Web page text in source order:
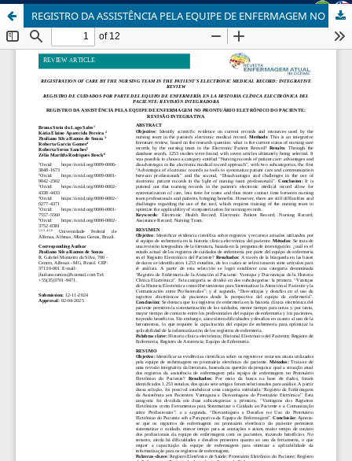
REGISTRO DA ASSISTÊNCIA PELA EQUIPE DE ENFERMAGEM NO PRONTUÁRIO ELETRÔNICO DO PACIENTE: REVISÃO INTEGRATIVA